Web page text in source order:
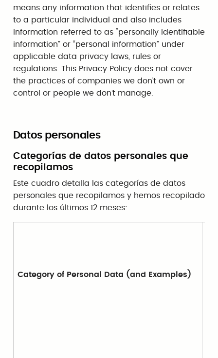
means any information that identifies or relates
to a particular individual and also includes
information referred to as “personally identifiable
information” or “personal information” under
applicable data privacy laws, rules or
regulations. This Privacy Policy does not cover
the practices of companies we don’t own or
control or people we don’t manage.
Datos personales
Categorías de datos personales que
recopilamos
Este cuadro detalla las categorías de datos
personales que recopilamos y hemos recopilado
durante los últimos 12 meses:
Category of Personal Data (and Examples)